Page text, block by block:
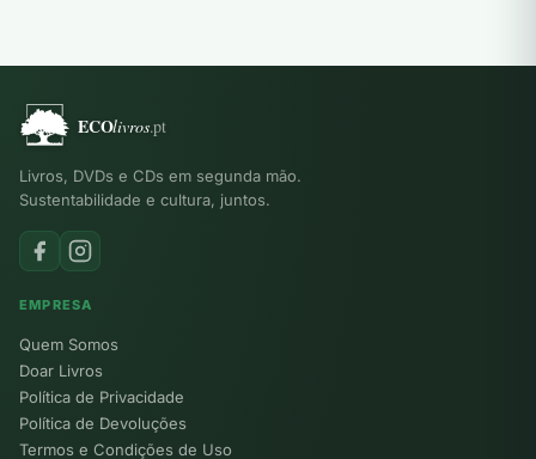
Livros, DVDs e CDs em segunda mão.
Sustentabilidade e cultura, juntos.
EMPRESA
Quem Somos
Doar Livros
Política de Privacidade
Política de Devoluções
Termos e Condições de Uso